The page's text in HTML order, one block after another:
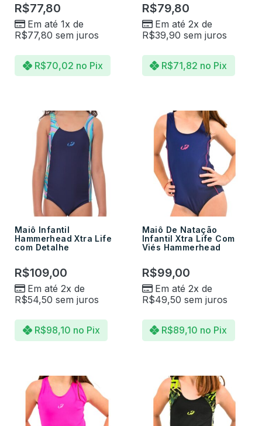
R$77,80
Em até 1x de
R$77,80 sem juros
R$70,02 no Pix
R$79,80
Em até 2x de
R$39,90 sem juros
R$71,82 no Pix
Maiô Infantil
Hammerhead Xtra Life
com Detalhe
R$109,00
Em até 2x de
R$54,50 sem juros
R$98,10 no Pix
Maiô De Natação
Infantil Xtra Life Com
Viés Hammerhead
R$99,00
Em até 2x de
R$49,50 sem juros
R$89,10 no Pix